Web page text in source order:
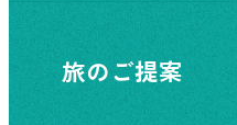
旅のご提案